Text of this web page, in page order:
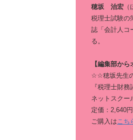
穂坂 治宏（
税理士試験の
誌「会計人コ
る。
【編集部から
☆☆穂坂先生
『税理士財
ネットスクー
定価：2,640円
ご購入はこち